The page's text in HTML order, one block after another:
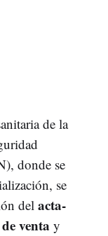
de la
donde se
se
del acta-
venta y